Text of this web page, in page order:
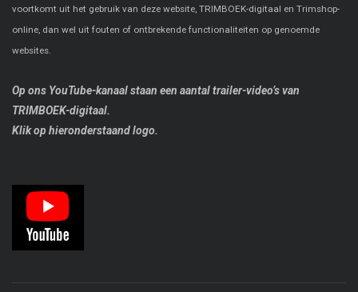
voortkomt uit het gebruik van deze website, TRIMBOEK-digitaal en Trimshop-
online, dan wel uit fouten of ontbrekende functionaliteiten op genoemde
websites.
Op ons YouTube-kanaal staan een aantal trailer-video’s van
TRIMBOEK-digitaal.
Klik op hieronderstaand logo.